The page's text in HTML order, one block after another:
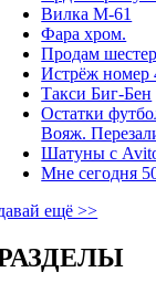
Вилка М-61
Фара хром.
Продам
Истрёж номер
Такси Биг-Бен
Остатки
Вояж.
Шатуны с
Мне сегодня
ещё >>